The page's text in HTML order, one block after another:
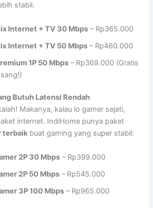
stabil.
Internet + TV 30 Mbps – Rp365.000
Internet + TV 50 Mbps – Rp460.000
1P 50 Mbps – Rp369.000 (Gratis
Butuh Latensi Rendah
Makanya, kalau lo gamer sejati,
internet. IndiHome punya paket
terbaik buat gaming yang super stabil:
2P 30 Mbps – Rp399.000
2P 50 Mbps – Rp545.000
3P 100 Mbps – Rp965.000